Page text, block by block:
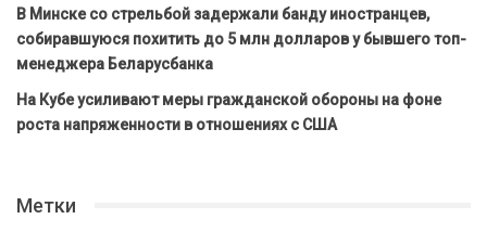
В Минске со стрельбой задержали банду иностранцев,
собиравшуюся похитить до 5 млн долларов у бывшего топ-
менеджера Беларусбанка
На Кубе усиливают меры гражданской обороны на фоне
роста напряженности в отношениях с США
Метки